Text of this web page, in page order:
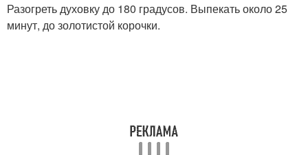
Разогреть духовку до 180 градусов. Выпекать около 25
минут, до золотистой корочки.